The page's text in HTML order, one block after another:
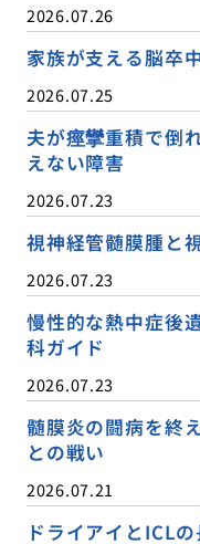
2026.07.26
家族が支える脳卒
2026.07.25
夫が痙攣重積で倒
えない障害
2026.07.23
視神経管髄膜腫と
2026.07.23
慢性的な熱中症後
科ガイド
2026.07.23
髄膜炎の闘病を終
との戦い
2026.07.21
ドライアイとICL